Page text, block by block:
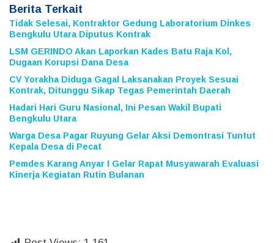
Berita Terkait
Tidak Selesai, Kontraktor Gedung Laboratorium Dinkes
Bengkulu Utara Diputus Kontrak
LSM GERINDO Akan Laporkan Kades Batu Raja Kol,
Dugaan Korupsi Dana Desa
CV Yorakha Diduga Gagal Laksanakan Proyek Sesuai
Kontrak, Ditunggu Sikap Tegas Pemerintah Daerah
Hadari Hari Guru Nasional, Ini Pesan Wakil Bupati
Bengkulu Utara
Warga Desa Pagar Ruyung Gelar Aksi Demontrasi Tuntut
Kepala Desa di Pecat
Pemdes Karang Anyar I Gelar Rapat Musyawarah Evaluasi
Kinerja Kegiatan Rutin Bulanan